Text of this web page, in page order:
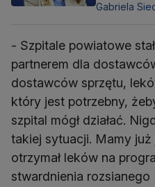
Gabriela
- Szpitale powiatowe
partnerem dla
dostawców sprzętu,
który jest potrzebny,
szpital mógł działać.
takiej sytuacji. Mamy
otrzymał leków na
stwardnienia